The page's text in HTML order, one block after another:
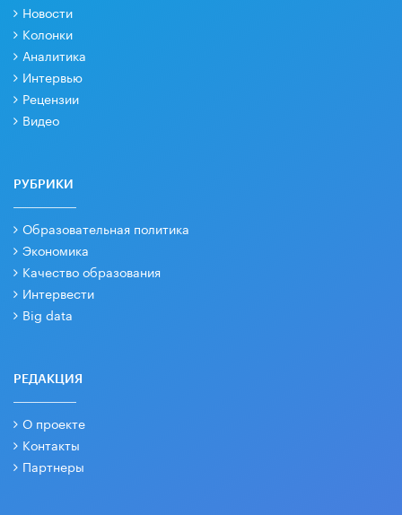
Новости
Колонки
Аналитика
Интервью
Рецензии
Видео
РУБРИКИ
Образовательная политика
Экономика
Качество образования
Интервести
Big data
РЕДАКЦИЯ
О проекте
Контакты
Партнеры